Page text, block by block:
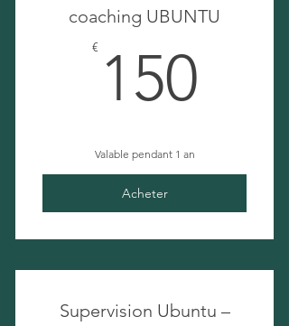
coaching UBUNTU
€ 150
Valable pendant 1 an
Acheter
Supervision Ubuntu –